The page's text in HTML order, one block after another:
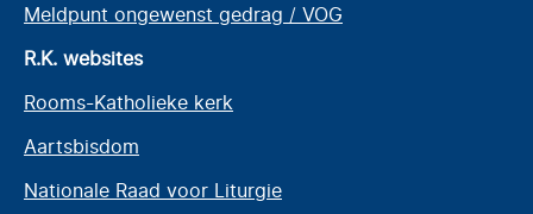
Meldpunt ongewenst gedrag / VOG
R.K. websites
Rooms-Katholieke kerk
Aartsbisdom
Nationale Raad voor Liturgie